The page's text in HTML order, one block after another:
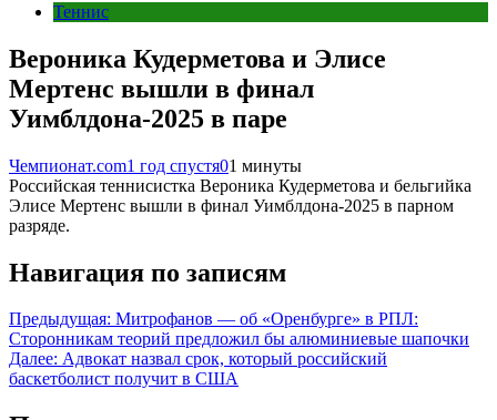
Теннис
Вероника Кудерметова и Элисе
Мертенс вышли в финал
Уимблдона-2025 в паре
Чемпионат.com1 год спустя01 минуты
Российская теннисистка Вероника Кудерметова и бельгийка
Элисе Мертенс вышли в финал Уимблдона-2025 в парном
разряде.
Навигация по записям
Предыдущая: Митрофанов — об «Оренбурге» в РПЛ:
Сторонникам теорий предложил бы алюминиевые шапочки
Далее: Адвокат назвал срок, который российский
баскетболист получит в США